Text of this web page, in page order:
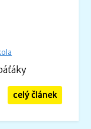
celý článek